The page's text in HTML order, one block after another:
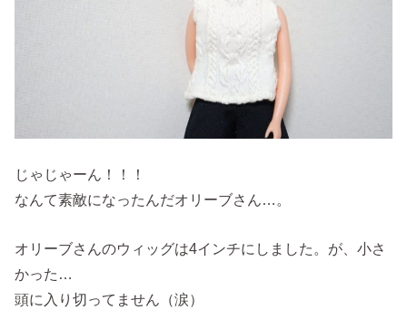
じゃじゃーん！！！
なんて素敵になったんだオリーブさん…。
オリーブさんのウィッグは4インチにしました。が、小さ
かった…
頭に入り切ってません（涙）